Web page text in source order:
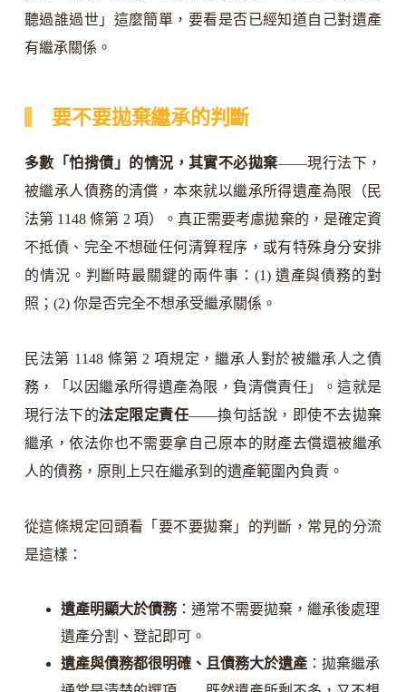
聽過誰過世」這麼簡單，要看是否已經知道自己對遺產
有繼承關係。
要不要拋棄繼承的判斷
多數「怕揹債」的情況，其實不必拋棄——現行法下，
被繼承人債務的清償，本來就以繼承所得遺產為限（民
法第 1148 條第 2 項）。真正需要考慮拋棄的，是確定資
不抵債、完全不想碰任何清算程序，或有特殊身分安排
的情況。判斷時最關鍵的兩件事：(1) 遺產與債務的對
照；(2) 你是否完全不想承受繼承關係。
民法第 1148 條第 2 項規定，繼承人對於被繼承人之債
務，「以因繼承所得遺產為限，負清償責任」。這就是
現行法下的法定限定責任——換句話說，即使不去拋棄
繼承，依法你也不需要拿自己原本的財產去償還被繼承
人的債務，原則上只在繼承到的遺產範圍內負責。
從這條規定回頭看「要不要拋棄」的判斷，常見的分流
是這樣：
遺產明顯大於債務：通常不需要拋棄，繼承後處理
遺產分割、登記即可。
遺產與債務都很明確、且債務大於遺產：拋棄繼承